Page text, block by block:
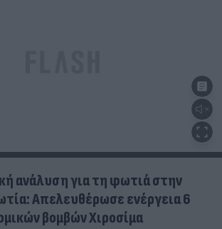
ανάλυση για τη φωτιά στην
Απελευθέρωσε ενέργεια 6
βομβών Χιροσίμα